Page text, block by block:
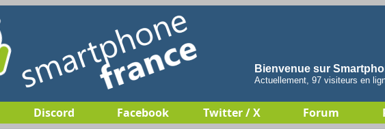
Bienvenue sur
Actuellement, 97 visiteurs en
Discord Facebook Twitter / X Forum